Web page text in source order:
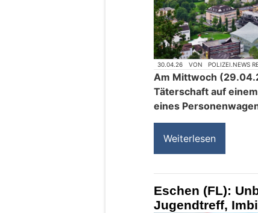
30.04.26 VON POLIZEI.NEWS
Am Mittwoch
Täterschaft auf
eines
Weiterlesen
Eschen (FL):
Jugendtreff,